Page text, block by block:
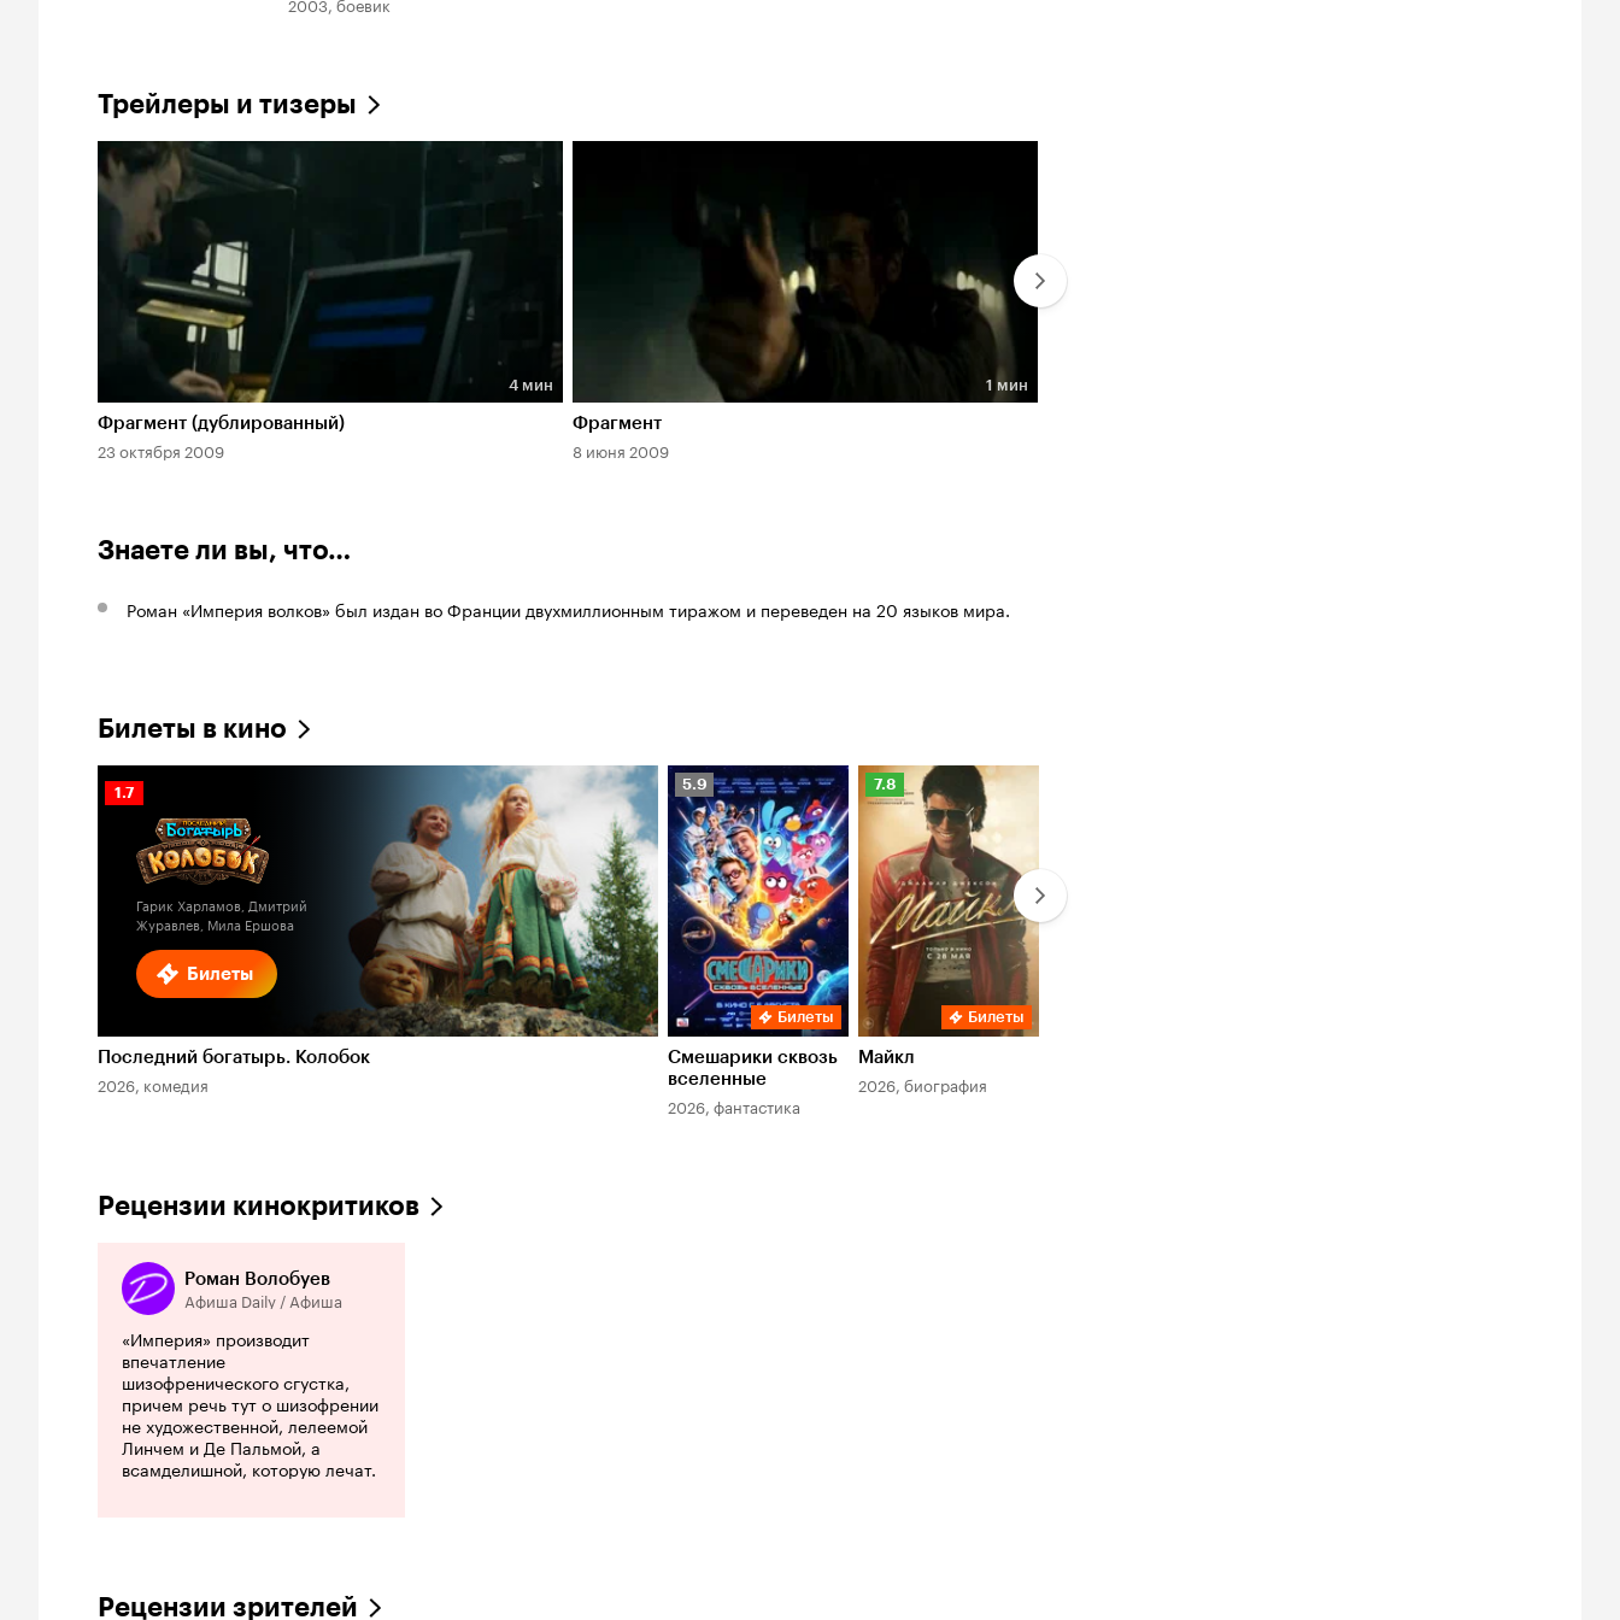
Трейлеры и тизеры
Длительность 4 мин
4 мин
Фрагмент (дублированный)
23 октября 2009
Длительность 1 мин
1 мин
Фрагмент
8 июня 2009
Знаете ли вы, что…
Роман «Империя волков» был издан во Франции двухмиллионным тиражом и переведен на 20 языков мира.
Билеты в кино
Билеты
Рейтинг
Кинопоиска
1.7
Гарик Харламов, Дмитрий
Журавлев, Мила Ершова
Последний богатырь. Колобок
2026, комедия
Рейтинг
Кинопоиска
5.9
5.9
Билеты
Смешарики сквозь
вселенные
2026, фантастика
Рейтинг
Кинопоиска
7.8
Билеты
Майкл
2026, биография
Рецензии кинокритиков
Роман Волобуев
Афиша Daily / Афиша
«Империя» производит
впечатление
шизофренического сгустка,
причем речь тут о шизофрении
не художественной, лелеемой
Линчем и Де Пальмой, а
всамделишной, которую лечат.
Рецензии зрителей